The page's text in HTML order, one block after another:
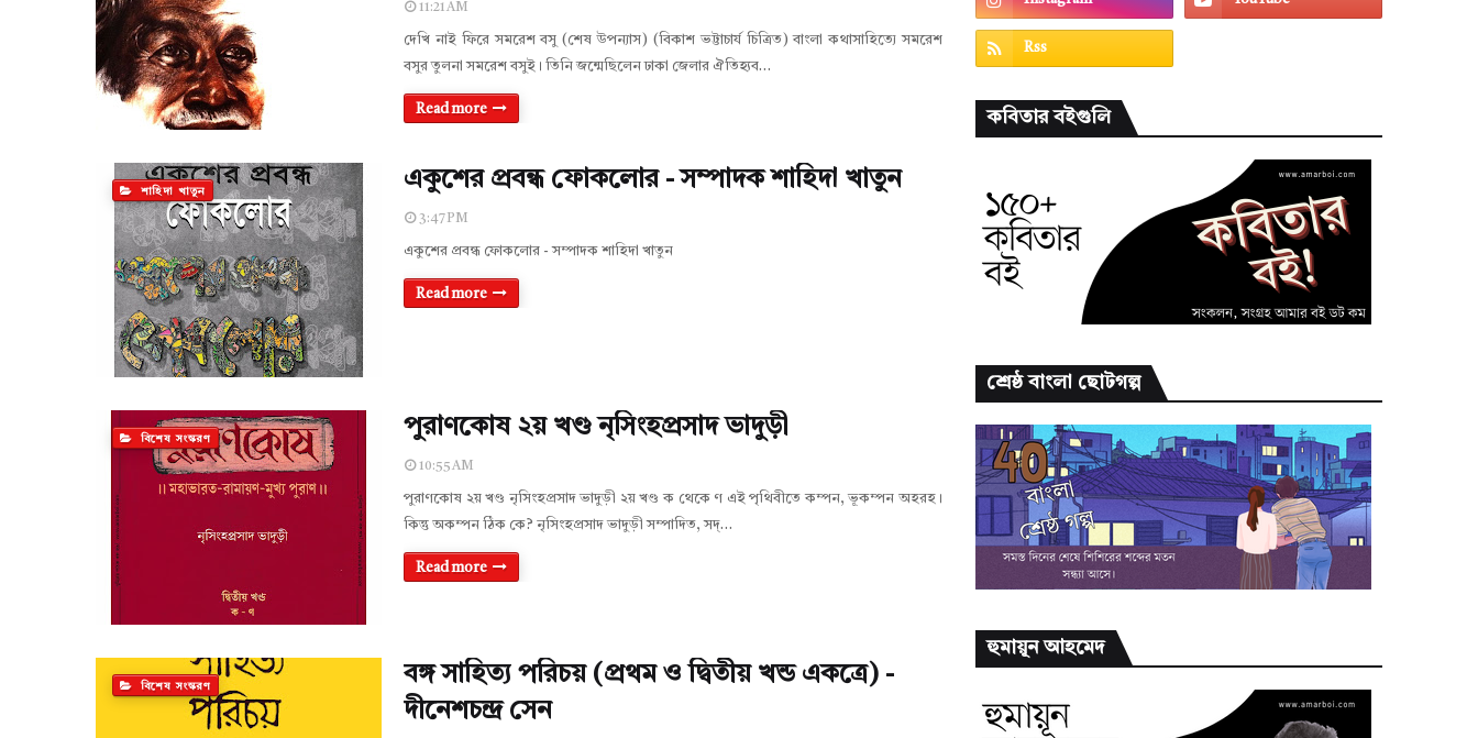
11:21 AM
দেখি নাই ফিরে সমরেশ বসু (শেষ উপন্যাস) (বিকাশ ভট্টাচার্য চিত্রিত) বাংলা কথাসাহিত্যে সমরেশ
বসুর তুলনা সমরেশ বসুই। তিনি জন্মেছিলেন ঢাকা জেলার ঐতিহ্যব…
Read more
শাহিদা খাতুন একুশের প্রবন্ধ ফোকলোর - সম্পাদক শাহিদা খাতুন
3:47 PM
একুশের প্রবন্ধ ফোকলোর - সম্পাদক শাহিদা খাতুন
Read more
বিশেষ সংস্করণ পুরাণকোষ ২য় খণ্ড নৃসিংহপ্রসাদ ভাদুড়ী
10:55 AM
পুরাণকোষ ২য় খণ্ড নৃসিংহপ্রসাদ ভাদুড়ী ২য় খণ্ড ক থেকে ণ এই পৃথিবীতে কম্পন, ভূকম্পন অহরহ।
কিন্তু অকম্পন ঠিক কে? নৃসিংহপ্রসাদ ভাদুড়ী সম্পাদিত, সদ্…
Read more
বিশেষ সংস্করণ
বঙ্গ সাহিত্য পরিচয় (প্রথম ও দ্বিতীয় খন্ড একত্রে) -
দীনেশচন্দ্র সেন
কবিতার বইগুলি
শ্রেষ্ঠ বাংলা ছোটগল্প
হুমায়ূন আহমেদ